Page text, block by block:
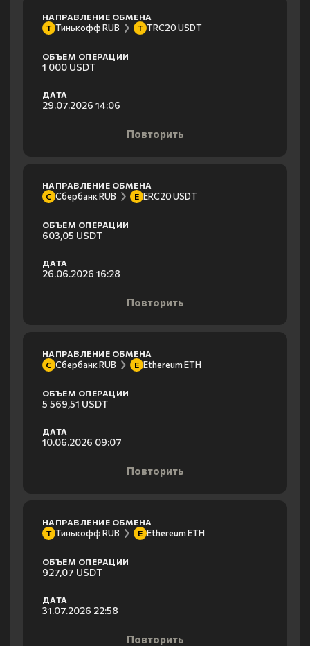
НАПРАВЛЕНИЕ ОБМЕНА
Т Тинькофф RUB T TRC20 USDT
ОБЪЕМ ОПЕРАЦИИ
1 000 USDT
ДАТА
29.07.2026 14:06
Повторить
НАПРАВЛЕНИЕ ОБМЕНА
С Сбербанк RUB E ERC20 USDT
ОБЪЕМ ОПЕРАЦИИ
603,05 USDT
ДАТА
26.06.2026 16:28
Повторить
НАПРАВЛЕНИЕ ОБМЕНА
С Сбербанк RUB E Ethereum ETH
ОБЪЕМ ОПЕРАЦИИ
5 569,51 USDT
ДАТА
10.06.2026 09:07
Повторить
НАПРАВЛЕНИЕ ОБМЕНА
Т Тинькофф RUB E Ethereum ETH
ОБЪЕМ ОПЕРАЦИИ
927,07 USDT
ДАТА
31.07.2026 22:58
Повторить